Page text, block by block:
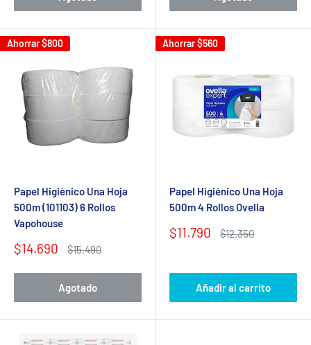
Ahorrar$800
Papel Higiénico Una Hoja
500m (101103) 6 Rollos
Vapohouse
Precio
venta
$14.690
Precio
$15.490
Agotado
Ahorrar$560
Papel Higiénico Una Hoja
500m 4 Rollos Ovella
Precio
$11.790
Precio
$12.350
Añadir al carrito